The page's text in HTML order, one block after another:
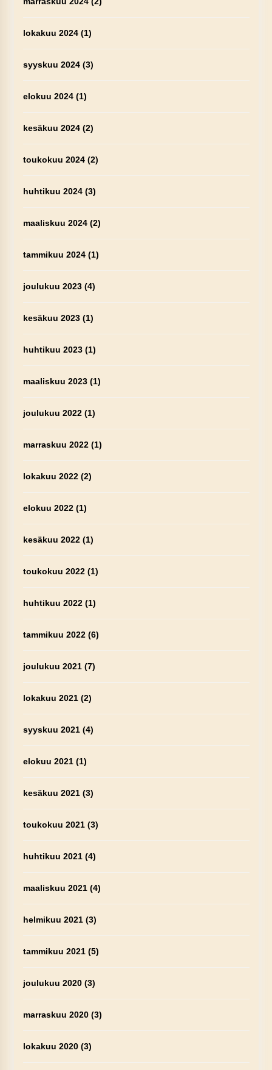
lokakuu 2024(1)
syyskuu 2024(3)
elokuu 2024(1)
kesäkuu 2024(2)
toukokuu 2024(2)
huhtikuu 2024(3)
maaliskuu 2024(2)
tammikuu 2024(1)
joulukuu 2023(4)
kesäkuu 2023(1)
huhtikuu 2023(1)
maaliskuu 2023(1)
joulukuu 2022(1)
marraskuu 2022(1)
lokakuu 2022(2)
elokuu 2022(1)
kesäkuu 2022(1)
toukokuu 2022(1)
huhtikuu 2022(1)
tammikuu 2022(6)
joulukuu 2021(7)
lokakuu 2021(2)
syyskuu 2021(4)
elokuu 2021(1)
kesäkuu 2021(3)
toukokuu 2021(3)
huhtikuu 2021(4)
maaliskuu 2021(4)
helmikuu 2021(3)
tammikuu 2021(5)
joulukuu 2020(3)
marraskuu 2020(3)
lokakuu 2020(3)